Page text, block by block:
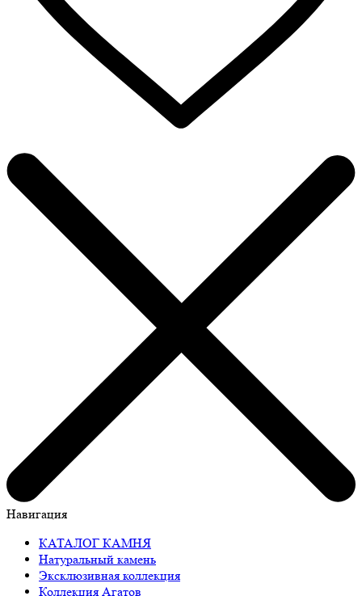
Навигация
КАТАЛОГ КАМНЯ
Натуральный камень
Эксклюзивная коллекция
Коллекция Агатов